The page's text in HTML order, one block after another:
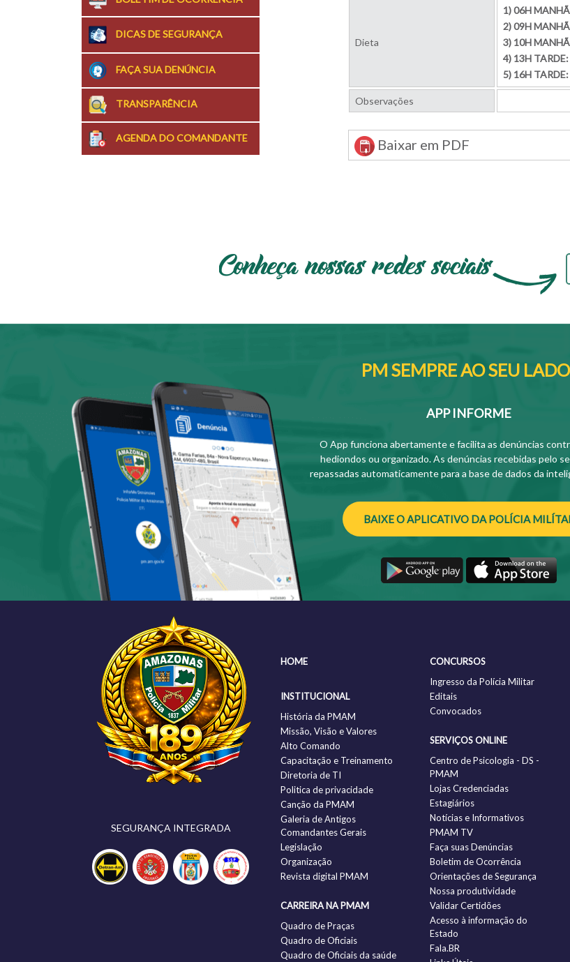
DICAS DE SEGURANÇA
FAÇA SUA DENÚNCIA
TRANSPARÊNCIA
AGENDA DO COMANDANTE
Dieta
1) 06H
2) 09H
3) 10H
4) 13H
5) 16H
Observações
Baixar em PDF
PM SEMPRE AO SEU
APP INFORME
O App funciona abertamente e facilita as denúncias
hediondos ou organizado. As denúncias recebidas pelo
repassadas automaticamente para a base de dados da
BAIXE O APLICATIVO DA POLÍCIA
SEGURANÇA INTEGRADA
HOME
INSTITUCIONAL
História da PMAM
Missão, Visão e Valores
Alto Comando
Capacitação e Treinamento
Diretoria de TI
Politica de privacidade
Canção da PMAM
Galeria de Antigos
Comandantes Gerais
Legislação
Organização
Revista digital PMAM
CARREIRA NA PMAM
Quadro de Praças
Quadro de Oficiais
Quadro de Oficiais da saúde
CONCURSOS
Ingresso da Polícia Militar
Editais
Convocados
SERVIÇOS ONLINE
Centro de Psicologia - DS -
PMAM
Lojas Credenciadas
Estagiários
Notícias e Informativos
PMAM TV
Faça suas Denúncias
Boletim de Ocorrência
Orientações de Segurança
Nossa produtividade
Validar Certidões
Acesso à informação do
Estado
Fala.BR